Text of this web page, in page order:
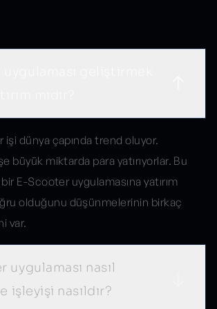
işi dünya çapında trend oluyor.
büyük miktarda para yatırıyorlar. Bu
E-Scooter uygulamasına yatırım
olduğunu düşünmelerinin birkaç
var.
uygulaması nasıl
işleyişi nasıldır?